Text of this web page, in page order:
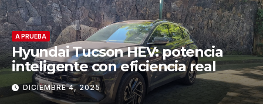
A PRUEBA
Hyundai Tucson HEV: potencia
inteligente con eficiencia real
DICIEMBRE 4, 2025